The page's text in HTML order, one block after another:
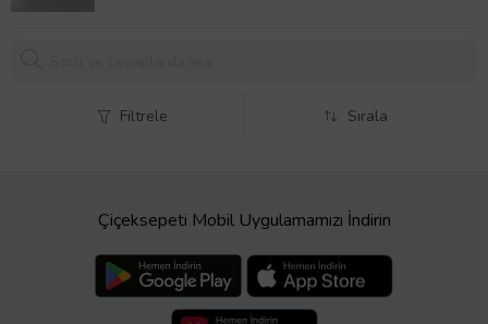
Filtrele Sırala
Çiçeksepeti Mobil Uygulamamızı İndirin